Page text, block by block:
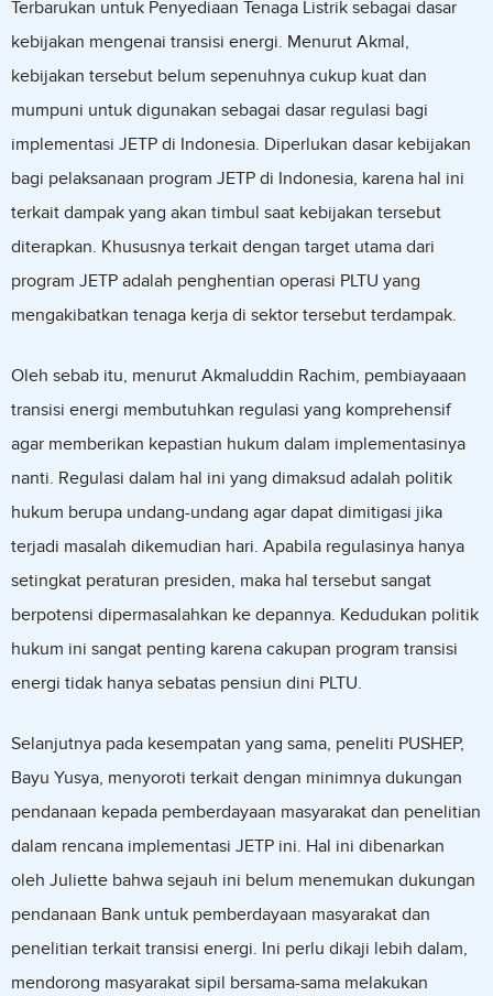
Terbarukan untuk Penyediaan Tenaga Listrik sebagai dasar
kebijakan mengenai transisi energi. Menurut Akmal,
kebijakan tersebut belum sepenuhnya cukup kuat dan
mumpuni untuk digunakan sebagai dasar regulasi bagi
implementasi JETP di Indonesia. Diperlukan dasar kebijakan
bagi pelaksanaan program JETP di Indonesia, karena hal ini
terkait dampak yang akan timbul saat kebijakan tersebut
diterapkan. Khususnya terkait dengan target utama dari
program JETP adalah penghentian operasi PLTU yang
mengakibatkan tenaga kerja di sektor tersebut terdampak.
Oleh sebab itu, menurut Akmaluddin Rachim, pembiayaaan
transisi energi membutuhkan regulasi yang komprehensif
agar memberikan kepastian hukum dalam implementasinya
nanti. Regulasi dalam hal ini yang dimaksud adalah politik
hukum berupa undang-undang agar dapat dimitigasi jika
terjadi masalah dikemudian hari. Apabila regulasinya hanya
setingkat peraturan presiden, maka hal tersebut sangat
berpotensi dipermasalahkan ke depannya. Kedudukan politik
hukum ini sangat penting karena cakupan program transisi
energi tidak hanya sebatas pensiun dini PLTU.
Selanjutnya pada kesempatan yang sama, peneliti PUSHEP,
Bayu Yusya, menyoroti terkait dengan minimnya dukungan
pendanaan kepada pemberdayaan masyarakat dan penelitian
dalam rencana implementasi JETP ini. Hal ini dibenarkan
oleh Juliette bahwa sejauh ini belum menemukan dukungan
pendanaan Bank untuk pemberdayaan masyarakat dan
penelitian terkait transisi energi. Ini perlu dikaji lebih dalam,
mendorong masyarakat sipil bersama-sama melakukan